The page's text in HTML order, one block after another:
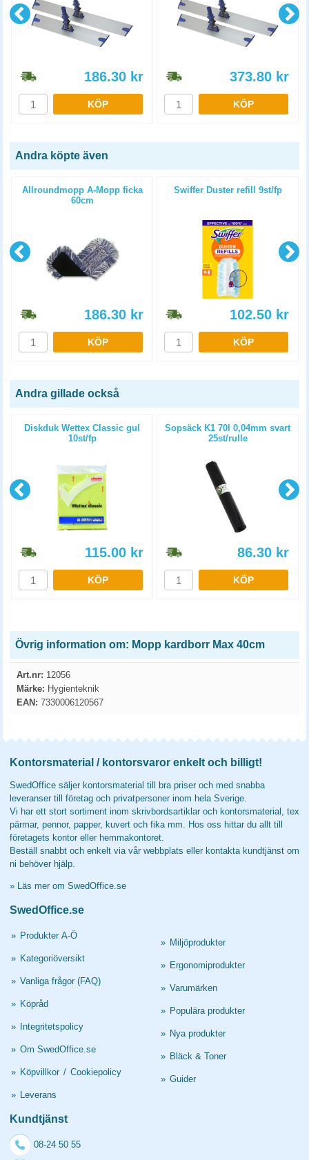
186.30 kr
KÖP
373.80 kr
KÖP
Andra köpte även
Allroundmopp A-Mopp ficka
60cm
186.30 kr
KÖP
Swiffer Duster refill 9st/fp
102.50 kr
KÖP
Andra gillade också
Diskduk Wettex Classic gul
10st/fp
115.00 kr
KÖP
Sopsäck K1 70l 0,04mm svart
25st/rulle
86.30 kr
KÖP
Övrig information om: Mopp kardborr Max 40cm
Art.nr: 12056
Märke: Hygienteknik
EAN: 7330006120567
Kontorsmaterial / kontorsvaror enkelt och billigt!
SwedOffice säljer kontorsmaterial till bra priser och med snabba
leveranser till företag och privatpersoner inom hela Sverige.
Vi har ett stort sortiment inom skrivbordsartiklar och kontorsmaterial, tex
pärmar, pennor, papper, kuvert och fika mm. Hos oss hittar du allt till
företagets kontor eller hemmakontoret.
Beställ snabbt och enkelt via vår webbplats eller kontakta kundtjänst om
ni behöver hjälp.
» Läs mer om SwedOffice.se
SwedOffice.se
» Produkter A-Ö
» Kategoriöversikt
» Vanliga frågor (FAQ)
» Köpråd
» Integritetspolicy
» Om SwedOffice.se
» Köpvillkor / Cookiepolicy
» Leverans
» Miljöprodukter
» Ergonomiprodukter
» Varumärken
» Populära produkter
» Nya produkter
» Bläck & Toner
» Guider
Kundtjänst
08-24 50 55